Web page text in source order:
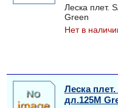
Леска плет.
Green
Нет в
Леска
дл.125M